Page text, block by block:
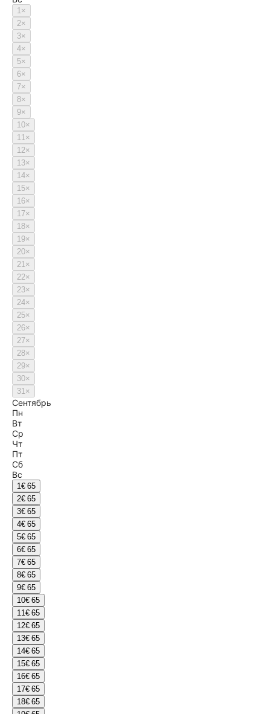
1×
2×
3×
4×
5×
6×
7×
8×
9×
10×
11×
12×
13×
14×
15×
16×
17×
18×
19×
20×
21×
22×
23×
24×
25×
26×
27×
28×
29×
30×
31×
Сентябрь
Пн
Вт
Ср
Чт
Пт
Сб
Вс
1€ 65
2€ 65
3€ 65
4€ 65
5€ 65
6€ 65
7€ 65
8€ 65
9€ 65
10€ 65
11€ 65
12€ 65
13€ 65
14€ 65
15€ 65
16€ 65
17€ 65
18€ 65